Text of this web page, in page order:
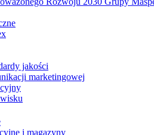
jakości
marketingowej
i magazyny